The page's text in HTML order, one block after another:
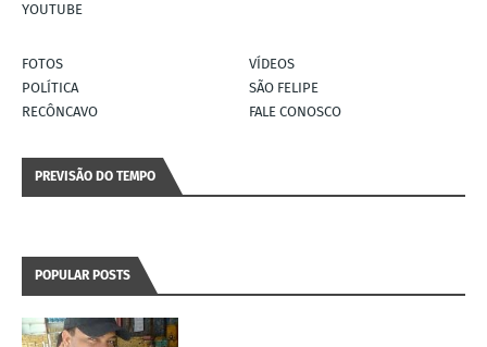
YOUTUBE
FOTOS
VÍDEOS
POLÍTICA
SÃO FELIPE
RECÔNCAVO
FALE CONOSCO
PREVISÃO DO TEMPO
POPULAR POSTS